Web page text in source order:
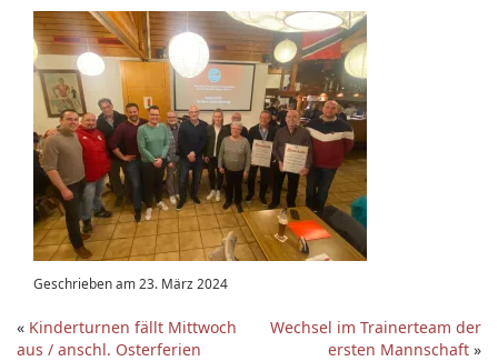
Geschrieben am 23. März 2024
« Kinderturnen fällt Mittwoch
aus / anschl. Osterferien
Wechsel im Trainerteam der
ersten Mannschaft »